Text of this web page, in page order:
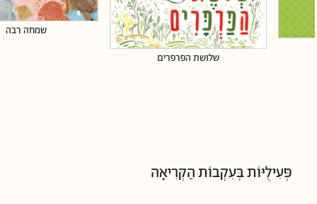
שלושת הפרפרים
שמחה רבה
פְּעִילֻיּוֹת בְּעִקְבוֹת הַקְּרִיאָה